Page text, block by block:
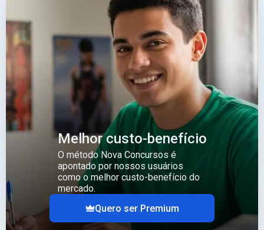
Melhor custo-benefício
O método Nova Concursos é
apontado por nossos usuários
como o melhor custo-benefício do
mercado.
Quero ser Premium